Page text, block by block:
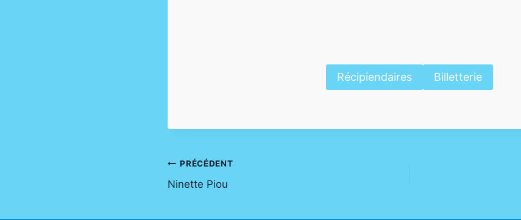
Récipiendaires Billetterie
Navigation
de
PRÉCÉDENT
Ninette Piou